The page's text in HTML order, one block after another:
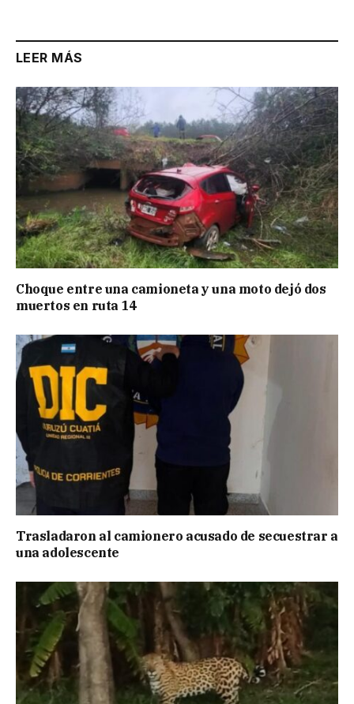
LEER MÁS
Choque entre una camioneta y una moto dejó dos
muertos en ruta 14
Trasladaron al camionero acusado de secuestrar a
una adolescente